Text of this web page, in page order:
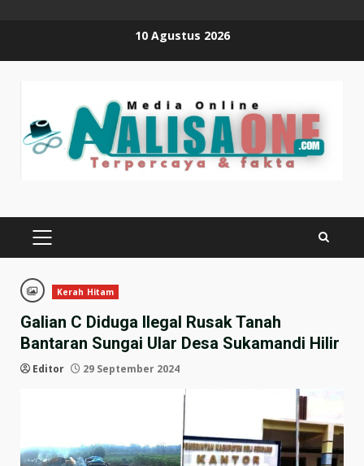
10 Agustus 2026
PRIMARY
Kerah Hitam
Galian C Diduga Ilegal Rusak Tanah
Bantaran Sungai Ular Desa Sukamandi Hilir
Editor 29 September 2024